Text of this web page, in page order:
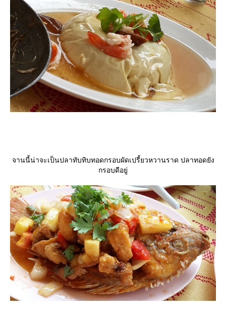
จานนี้น่าจะเป็นปลาทับทิบทอดกรอบผัดเปรี้ยวหวานราด ปลาทอดยัง
กรอบดีอยู่